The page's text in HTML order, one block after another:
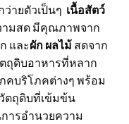
ายตัวเป็นๆ เนื้อสัตว์
ามสด มีคุณภาพจาก
และผัก ผลไม้ สดจาก
ถุดิบอาหารที่หลาก
คบริโภคต่างๆ พร้อม
ตถุดิบที่เข้มข้น
ารอำนวยความ